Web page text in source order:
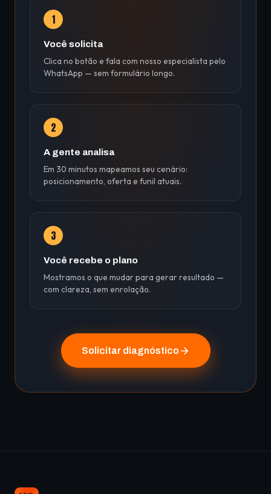
1
Você solicita
Clica no botão e fala com nosso especialista pelo
WhatsApp — sem formulário longo.
2
A gente analisa
Em 30 minutos mapeamos seu cenário:
posicionamento, oferta e funil atuais.
3
Você recebe o plano
Mostramos o que mudar para gerar resultado —
com clareza, sem enrolação.
Solicitar diagnóstico